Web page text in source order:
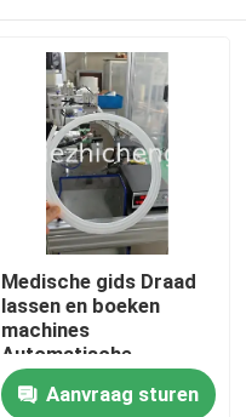
Medische gids Draad
lassen en boeken
machines
Automatische
medische
buisapparatuur
Aanvraag sturen